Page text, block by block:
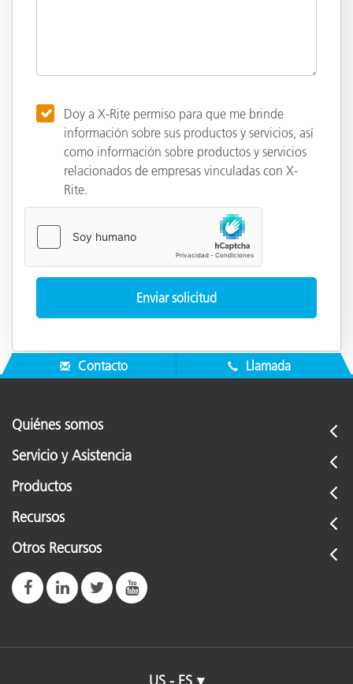
Doy a X-Rite permiso para que me brinde
información sobre sus productos y servicios, así
como información sobre productos y servicios
relacionados de empresas vinculadas con X-
Rite.
Contacto Llamada
Quiénes somos
Servicio y Asistencia
Productos
Recursos
Otros Recursos